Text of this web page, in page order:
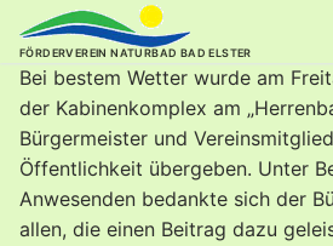
Inhalt
springen
FÖRDERVEREIN NATURBAD BAD ELSTER
Suchen nach:
Bei bestem Wetter wurde am
der Kabinenkomplex am
Bürgermeister und
Öffentlichkeit übergeben. Unter
Anwesenden bedankte sich der
allen, die einen Beitrag dazu